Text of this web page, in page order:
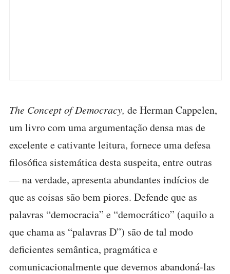
The Concept of Democracy, de Herman Cappelen,
um livro com uma argumentação densa mas de
excelente e cativante leitura, fornece uma defesa
filosófica sistemática desta suspeita, entre outras
— na verdade, apresenta abundantes indícios de
que as coisas são bem piores. Defende que as
palavras “democracia” e “democrático” (aquilo a
que chama as “palavras D”) são de tal modo
deficientes semântica, pragmática e
comunicacionalmente que devemos abandoná-las